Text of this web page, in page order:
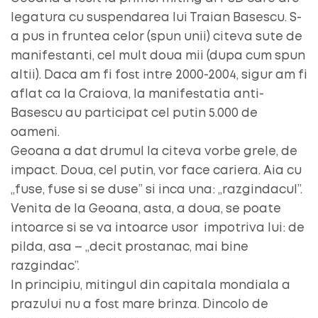
legatura cu suspendarea lui Traian Basescu. S-
a pus in fruntea celor (spun unii) citeva sute de
manifestanti, cel mult doua mii (dupa cum spun
altii). Daca am fi fost intre 2000-2004, sigur am fi
aflat ca la Craiova, la manifestatia anti-
Basescu au participat cel putin 5.000 de
oameni.
Geoana a dat drumul la citeva vorbe grele, de
impact. Doua, cel putin, vor face cariera. Aia cu
„fuse, fuse si se duse” si inca una: „razgindacul”.
Venita de la Geoana, asta, a doua, se poate
intoarce si se va intoarce usor impotriva lui: de
pilda, asa – „decit prostanac, mai bine
razgindac”.
In principiu, mitingul din capitala mondiala a
prazului nu a fost mare brinza. Dincolo de